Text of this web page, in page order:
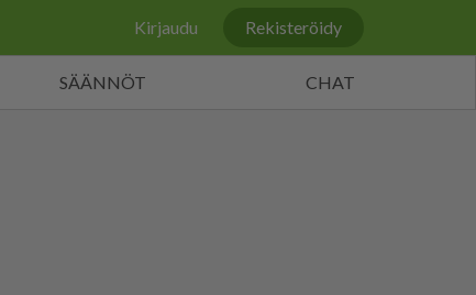
Kirjaudu Rekisteröidy
SÄÄNNÖT CHAT